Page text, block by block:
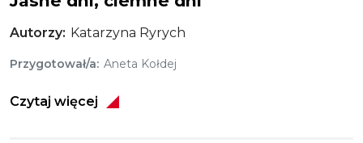
Autorzy Katarzyna Ryrych
Przygotował/a Aneta Kołdej
Czytaj więcej